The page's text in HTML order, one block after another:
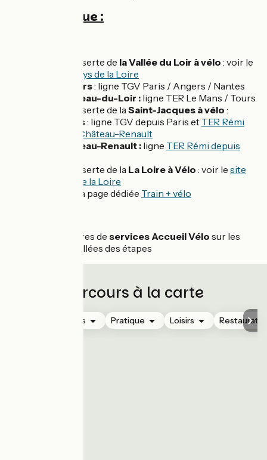
Côté pratique :
Pour la desserte de la Vallée du Loir à vélo : voir le
site TER Pays de la Loire
Angers: ligne TGV Paris / Angers / Nantes
Château-du-Loir : ligne TER Le Mans / Tours
Pour la desserte de laSaint-Jacques à vélo :
Tours: ligne TGV depuis Paris et TER Rémi
vers Château-Renault
Château-Renault : ligne TER Rémi depuis
Pour la desserte de la La Loire à Vélo : voir le site
TER Pays de la Loire
Voir la page dédiée Train + vélo
Voir les offres de services Accueil Vélo sur les
pages détaillées des étapes
Parcours à la carte
Hébergements Pratique Loisirs